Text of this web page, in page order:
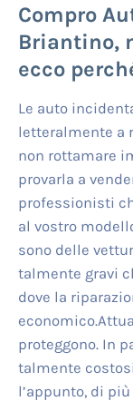
Compro
Briantino,
ecco
Le auto
letteralmente a
non rottamare
provarla a
professionisti
al vostro
sono delle
talmente gravi
dove la
proteggono. In
talmente
l’appunto, di